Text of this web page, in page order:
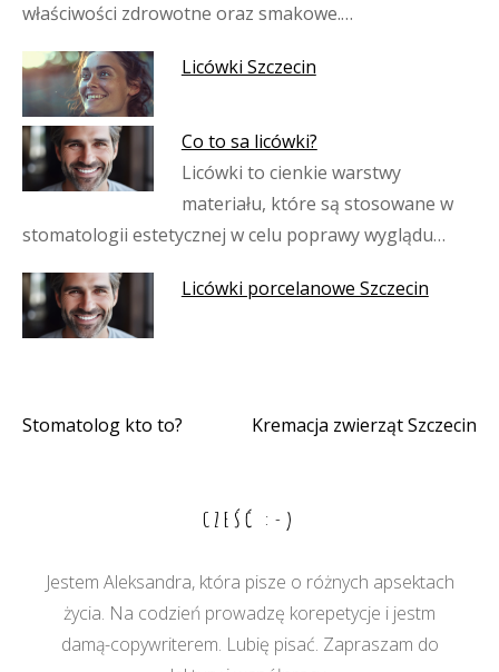
właściwości zdrowotne oraz smakowe.…
Licówki Szczecin
Co to sa licówki?
Licówki to cienkie warstwy
materiału, które są stosowane w
stomatologii estetycznej w celu poprawy wyglądu…
Licówki porcelanowe Szczecin
Nawigacja
Stomatolog kto to? Kremacja zwierząt Szczecin
CZEŚĆ :-)
Jestem Aleksandra, która pisze o różnych apsektach
życia. Na codzień prowadzę korepetycje i jestm
damą-copywriterem. Lubię pisać. Zapraszam do